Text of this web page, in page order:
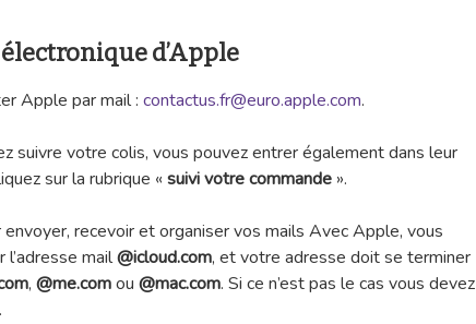
d’Apple
Apple par mail: contactus.fr@euro.apple.com.
suivre votre colis, vous pouvez entrer également dans leur
sur la rubrique « suivi votre commande ».
envoyer, recevoir et organiser vos mails Avec Apple, vous
l’adresse mail@icloud.com, et votre adresse doit se terminer
, @me.comou @mac.com. Si ce n’est pas le cas vous devez